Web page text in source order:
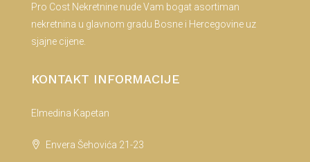
Pro Cost Nekretnine nude Vam bogat asortiman
nekretnina u glavnom gradu Bosne i Hercegovine uz
sjajne cijene.
KONTAKT INFORMACIJE
Elmedina Kapetan
Envera Šehovića 21-23